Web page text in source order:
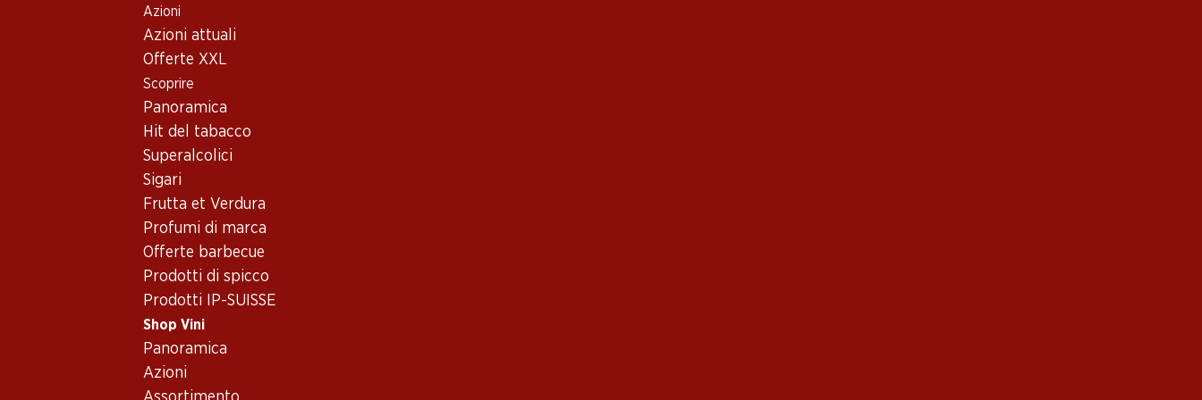
Azioni
Azioni attuali
Offerte XXL
Scoprire
Panoramica
Hit del tabacco
Superalcolici
Sigari
Frutta et Verdura
Profumi di marca
Offerte barbecue
Prodotti di spicco
Prodotti IP-SUISSE
Shop Vini
Panoramica
Azioni
Conoscenza dei vini